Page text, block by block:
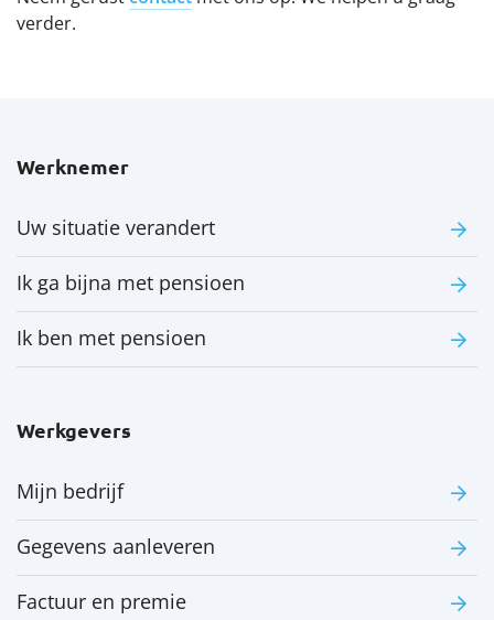
verder.
Werknemer
Uw situatie verandert
Ik ga bijna met pensioen
Ik ben met pensioen
Werkgevers
Mijn bedrijf
Gegevens aanleveren
Factuur en premie